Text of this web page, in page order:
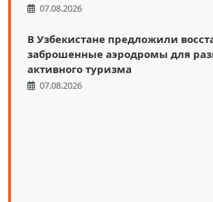
07.08.2026
В Узбекистане предложили
заброшенные аэродромы для
активного туризма
07.08.2026